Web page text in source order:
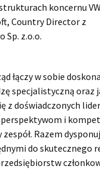
koncernu
Country Director z
Sp. z.o.o.
łączy w sobie
specjalistyczną oraz
z doświadczonych
i
Razem
do skutecznego